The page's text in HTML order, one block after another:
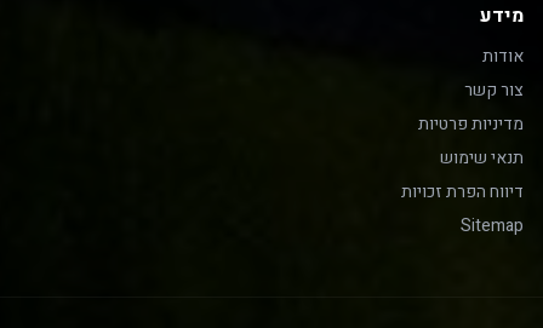
מידע
אודות
צור קשר
מדיניות פרטיות
תנאי שימוש
דיווח הפרת זכויות
Sitemap